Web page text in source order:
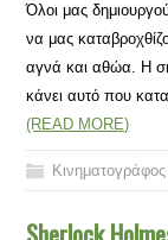
Όλοι μας
να μας
αγνά και αθώα. Η
κάνει αυτό που
(READ MORE)
Κινηματογράφος